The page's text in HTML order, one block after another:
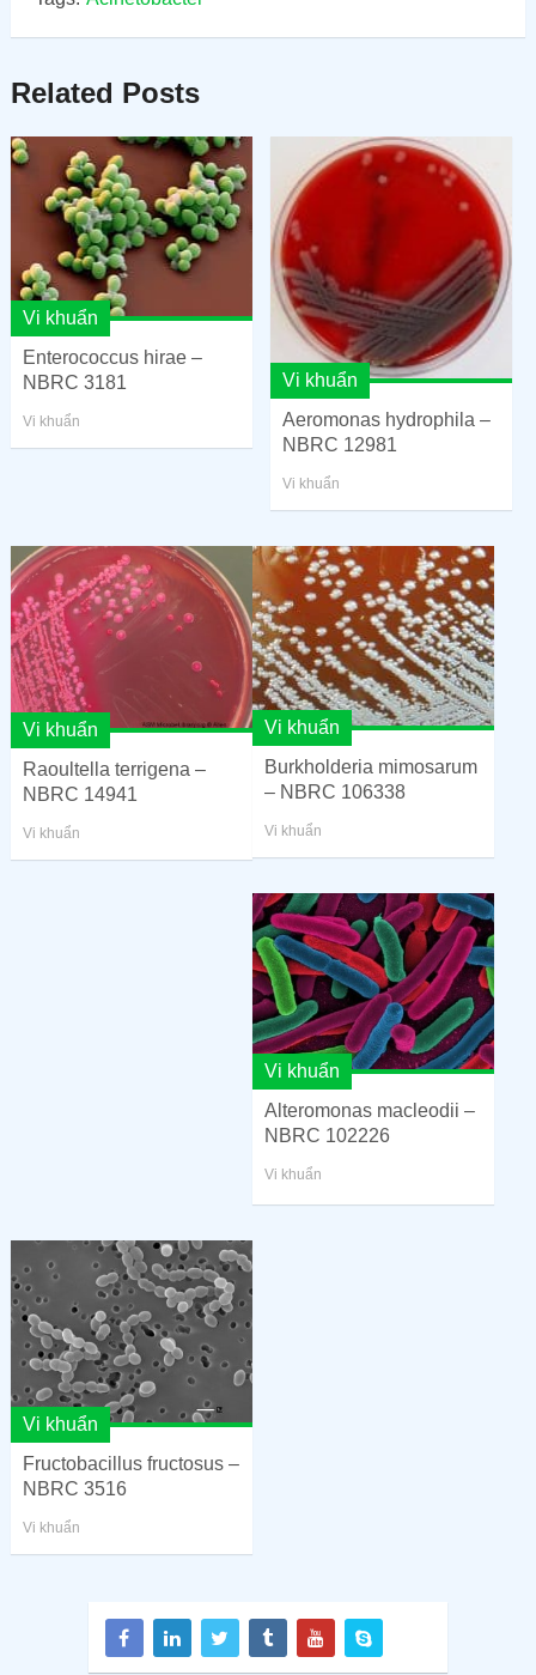
Related Posts
Vi khuẩn
Enterococcus hirae –
NBRC 3181
Vi khuẩn
Vi khuẩn
Aeromonas hydrophila –
NBRC 12981
Vi khuẩn
Vi khuẩn
Raoultella terrigena –
NBRC 14941
Vi khuẩn
Vi khuẩn
Burkholderia mimosarum
– NBRC 106338
Vi khuẩn
Vi khuẩn
Alteromonas macleodii –
NBRC 102226
Vi khuẩn
Vi khuẩn
Fructobacillus fructosus –
NBRC 3516
Vi khuẩn